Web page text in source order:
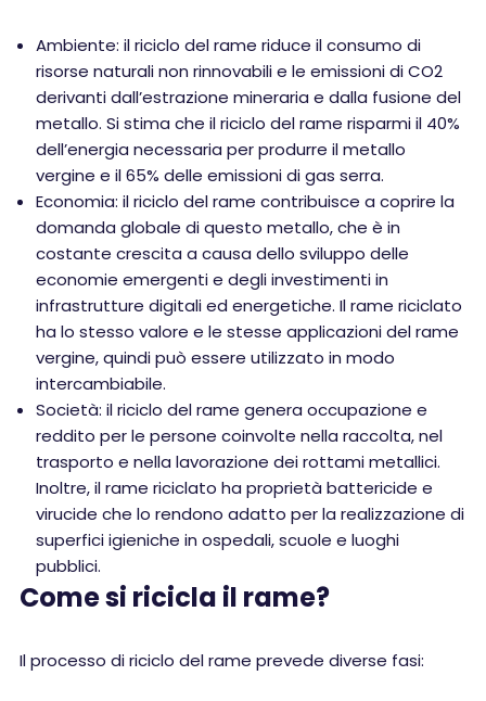
Ambiente: il riciclo del rame riduce il consumo di
risorse naturali non rinnovabili e le emissioni di CO2
derivanti dall’estrazione mineraria e dalla fusione del
metallo. Si stima che il riciclo del rame risparmi il 40%
dell’energia necessaria per produrre il metallo
vergine e il 65% delle emissioni di gas serra.
Economia: il riciclo del rame contribuisce a coprire la
domanda globale di questo metallo, che è in
costante crescita a causa dello sviluppo delle
economie emergenti e degli investimenti in
infrastrutture digitali ed energetiche. Il rame riciclato
ha lo stesso valore e le stesse applicazioni del rame
vergine, quindi può essere utilizzato in modo
intercambiabile.
Società: il riciclo del rame genera occupazione e
reddito per le persone coinvolte nella raccolta, nel
trasporto e nella lavorazione dei rottami metallici.
Inoltre, il rame riciclato ha proprietà battericide e
virucide che lo rendono adatto per la realizzazione di
superfici igieniche in ospedali, scuole e luoghi
pubblici.
Come si ricicla il rame?
Il processo di riciclo del rame prevede diverse fasi: